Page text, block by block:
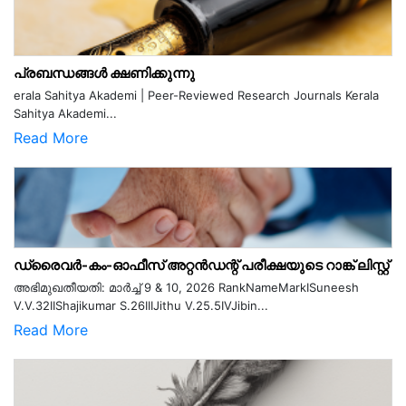
പ്രബന്ധങ്ങൾ ക്ഷണിക്കുന്നു
erala Sahitya Akademi | Peer-Reviewed Research Journals Kerala
Sahitya Akademi...
Read More
ഡ്രൈവർ-കം-ഓഫീസ് അറ്റൻഡന്റ് പരീക്ഷയുടെ റാങ്ക് ലിസ്റ്റ്
അഭിമുഖതീയതി: മാർച്ച് 9 & 10, 2026 RankNameMarkISuneesh
V.V.32IIShajikumar S.26IIIJithu V.25.5IVJibin...
Read More